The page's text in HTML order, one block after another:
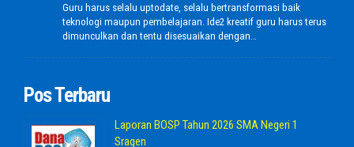
Guru harus selalu uptodate, selalu bertransformasi baik
teknologi maupun pembelajaran. Ide2 kreatif guru harus terus
dimunculkan dan tentu disesuaikan dengan…
Pos Terbaru
Laporan BOSP Tahun 2026 SMA Negeri 1
Sragen